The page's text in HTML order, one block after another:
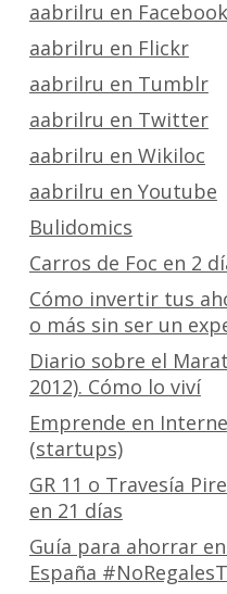
aabrilru en Facebook
aabrilru en Flickr
aabrilru en Tumblr
aabrilru en Twitter
aabrilru en Wikiloc
aabrilru en Youtube
Bulidomics
Carros de Foc en 2
Cómo invertir tus
o más sin ser un
Diario sobre el
2012). Cómo lo viví
Emprende en
(startups)
GR 11 o Travesía
en 21 días
Guía para ahorrar
España